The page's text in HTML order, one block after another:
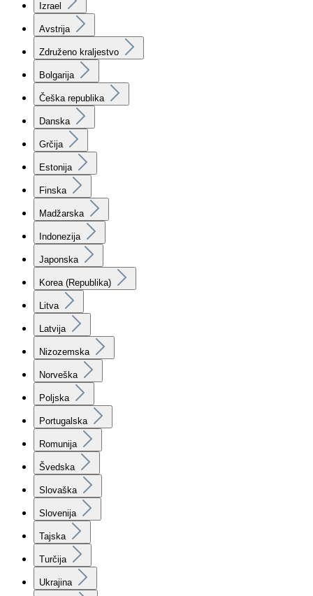
Izrael
Avstrija
Združeno kraljestvo
Bolgarija
Češka republika
Danska
Grčija
Estonija
Finska
Madžarska
Indonezija
Japonska
Korea (Republika)
Litva
Latvija
Nizozemska
Norveška
Poljska
Portugalska
Romunija
Švedska
Slovaška
Slovenija
Tajska
Turčija
Ukrajina